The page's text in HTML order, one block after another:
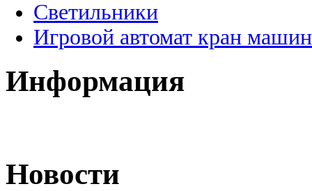
Светильники
Игровой автомат кран
Информация
Новости